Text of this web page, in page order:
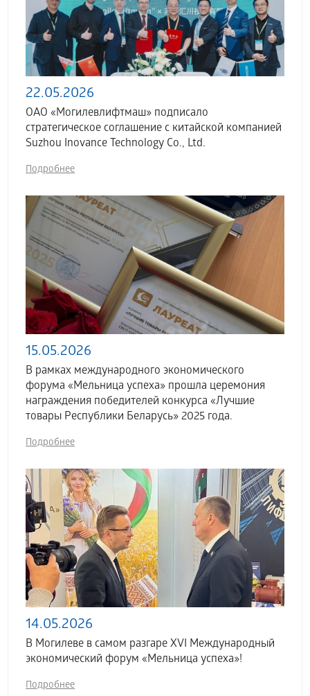
22.05.2026
ОАО «Могилевлифтмаш» подписало
стратегическое соглашение с китайской компанией
Suzhou Inovance Technology Co., Ltd.
Подробнее
15.05.2026
В рамках международного экономического
форума «Мельница успеха» прошла церемония
награждения победителей конкурса «Лучшие
товары Республики Беларусь» 2025 года.
Подробнее
14.05.2026
В Могилеве в самом разгаре XVI Международный
экономический форум «Мельница успеха»!
Подробнее